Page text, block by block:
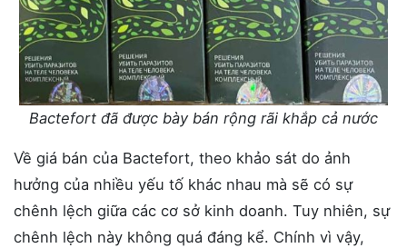
Bactefort đã được bày bán rộng rãi khắp cả nước
Về giá bán của Bactefort, theo khảo sát do ảnh
hưởng của nhiều yếu tố khác nhau mà sẽ có sự
chênh lệch giữa các cơ sở kinh doanh. Tuy nhiên, sự
chênh lệch này không quá đáng kể. Chính vì vậy,